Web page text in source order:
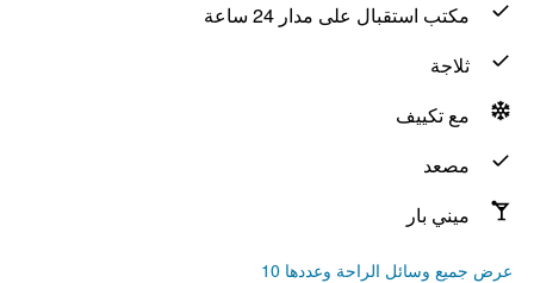
مكتب استقبال على مدار 24 ساعة
ثلاجة
مع تكييف
مصعد
ميني بار
عرض جميع وسائل الراحة وعددها 10